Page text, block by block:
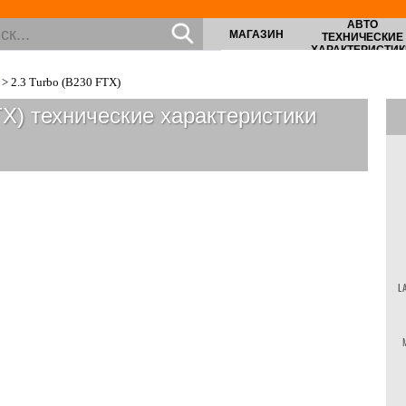
МАГАЗИН
АВТО
ТЕХНИЧЕСКИЕ
> 2.3 Turbo (B230 FTX)
технические характеристики